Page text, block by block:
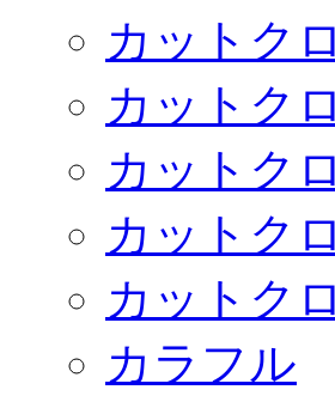
カットク
カットク
カットク
カットク
カットク
カラフル